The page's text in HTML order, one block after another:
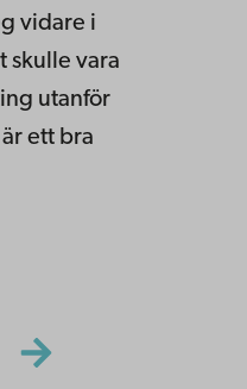
vidare i
skulle vara
utanför
ett bra